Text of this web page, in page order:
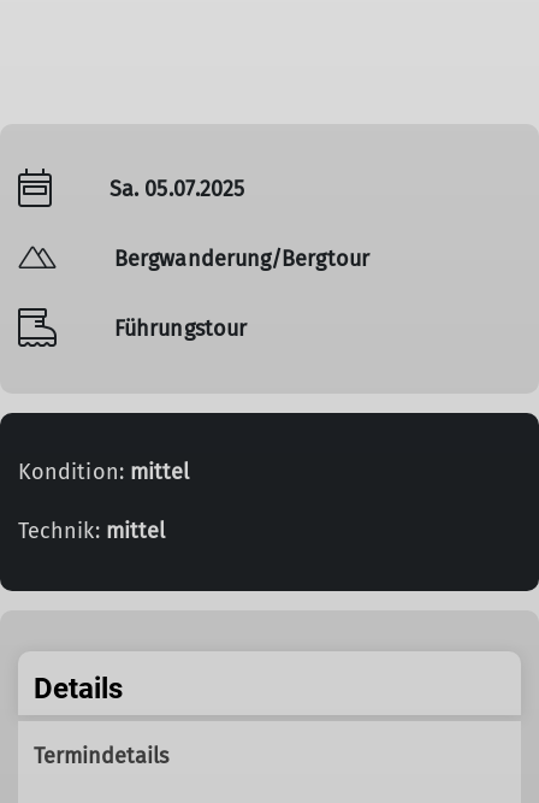
Sa. 05.07.2025
Bergwanderung/Bergtour
Führungstour
Kondition: mittel
Technik: mittel
Details
Termindetails